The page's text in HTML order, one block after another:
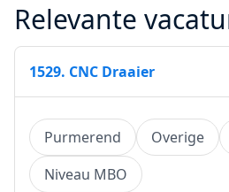
Relevante
1529. CNC Draaier
Purmerend Overige
Niveau MBO